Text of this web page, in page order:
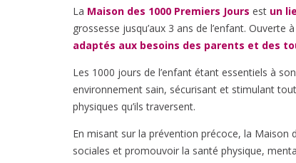
La Maison des 1000 Premiers Jours est un
grossesse jusqu’aux 3 ans de l’enfant. Ouverte
adaptés aux besoins des parents et des
Les 1000 jours de l’enfant étant essentiels à
environnement sain, sécurisant et stimulant
physiques qu’ils traversent.
En misant sur la prévention précoce, la Maison
sociales et promouvoir la santé physique,